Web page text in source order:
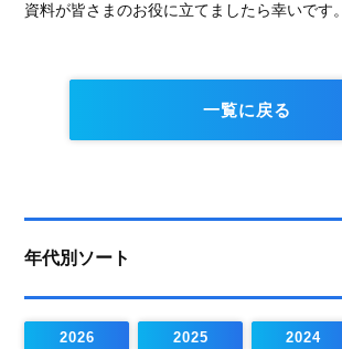
資料が皆さまのお役に立てましたら幸いです。
一覧に戻る
年代別ソート
2026 2025 2024